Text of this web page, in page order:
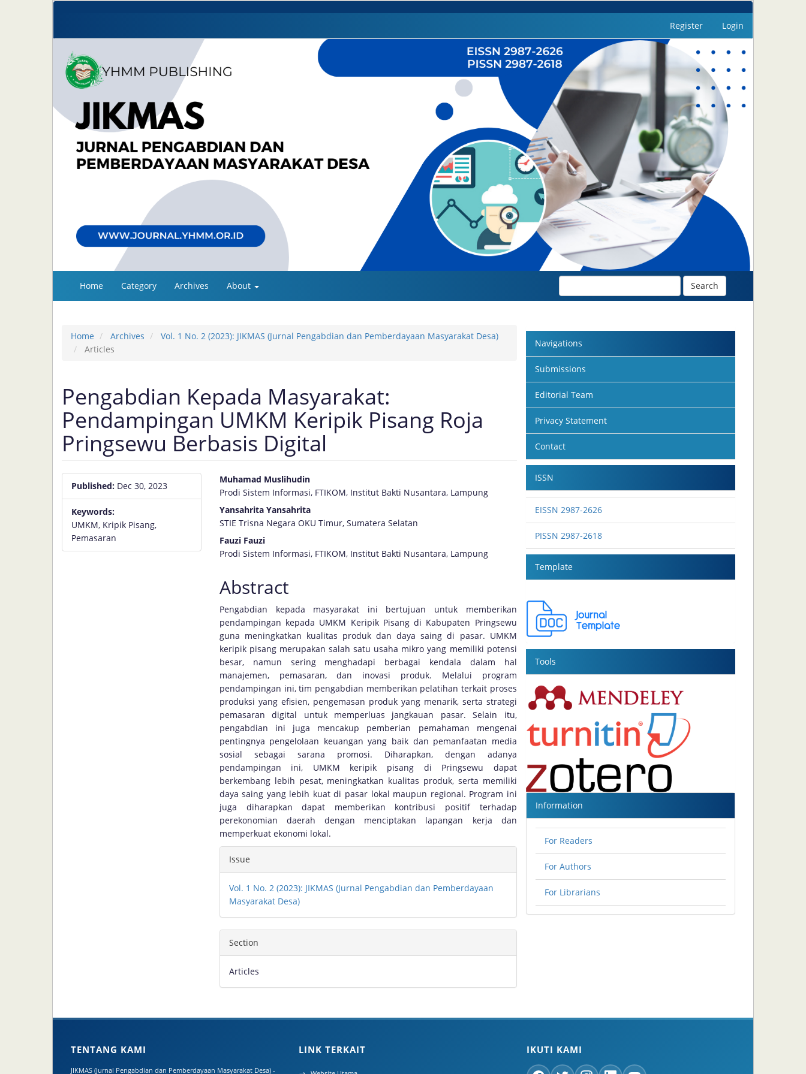
Register Login
to
Main
Navigation
Sidebar
Home Category Archives About Search
Home Archives
Vol. 1 No. 2 (2023): JIKMAS (Jurnal Pengabdian dan Pemberdayaan Masyarakat Desa)
Articles
Pengabdian Kepada Masyarakat:
Pendampingan UMKM Keripik Pisang Roja
Pringsewu Berbasis Digital
Article
Sidebar
Published: Dec 30, 2023
Keywords:
UMKM, Kripik Pisang,
Pemasaran
Main
Article
Content
Muhamad Muslihudin
Prodi Sistem Informasi, FTIKOM, Institut Bakti Nusantara, Lampung
Yansahrita Yansahrita
STIE Trisna Negara OKU Timur, Sumatera Selatan
Fauzi Fauzi
Prodi Sistem Informasi, FTIKOM, Institut Bakti Nusantara, Lampung
Abstract
Pengabdian kepada masyarakat ini bertujuan untuk memberikan
pendampingan kepada UMKM Keripik Pisang di Kabupaten Pringsewu
guna meningkatkan kualitas produk dan daya saing di pasar. UMKM
keripik pisang merupakan salah satu usaha mikro yang memiliki potensi
besar, namun sering menghadapi berbagai kendala dalam hal
manajemen, pemasaran, dan inovasi produk. Melalui program
pendampingan ini, tim pengabdian memberikan pelatihan terkait proses
produksi yang efisien, pengemasan produk yang menarik, serta strategi
pemasaran digital untuk memperluas jangkauan pasar. Selain itu,
pengabdian ini juga mencakup pemberian pemahaman mengenai
pentingnya pengelolaan keuangan yang baik dan pemanfaatan media
sosial sebagai sarana promosi. Diharapkan, dengan adanya
pendampingan ini, UMKM keripik pisang di Pringsewu dapat
berkembang lebih pesat, meningkatkan kualitas produk, serta memiliki
daya saing yang lebih kuat di pasar lokal maupun regional. Program ini
juga diharapkan dapat memberikan kontribusi positif terhadap
perekonomian daerah dengan menciptakan lapangan kerja dan
memperkuat ekonomi lokal.
Article
Details
Issue
Vol. 1 No. 2 (2023): JIKMAS (Jurnal Pengabdian dan Pemberdayaan
Masyarakat Desa)
Section
Articles
Navigations
Submissions
Editorial Team
Privacy Statement
Contact
ISSN
EISSN 2987-2626
PISSN 2987-2618
Template
Tools
Information
For Readers
For Authors
For Librarians
TENTANG KAMI
JIKMAS (Jurnal Pengabdian dan Pemberdayaan Masyarakat Desa) -
LINK TERKAIT IKUTI KAMI